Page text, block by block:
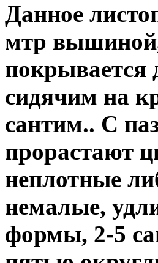
Данное
мтр
покрывается
сидячим на
сантим.. С
прорастают
неплотные
немалые,
формы, 2-5